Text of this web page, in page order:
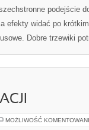
podejście
efekty widać po
Dobre trzewiki
MOŻLIWOŚĆ